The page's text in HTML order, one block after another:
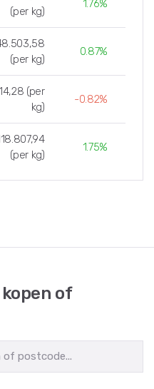
(per kg)
1.76%
(per kg)
0.87%
(per
kg)
-0.82%
(per kg)
1.75%
of